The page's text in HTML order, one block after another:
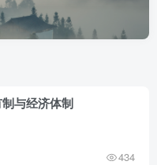
与经济体制
434